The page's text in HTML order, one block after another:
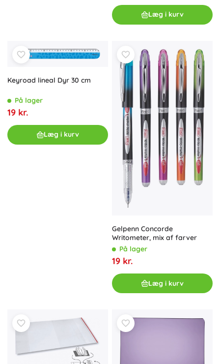
Læg i kurv
Keyroad lineal Dyr 30 cm
På lager
19 kr.
Læg i kurv
Gelpenn Concorde
Writometer, mix af farver
På lager
19 kr.
Læg i kurv